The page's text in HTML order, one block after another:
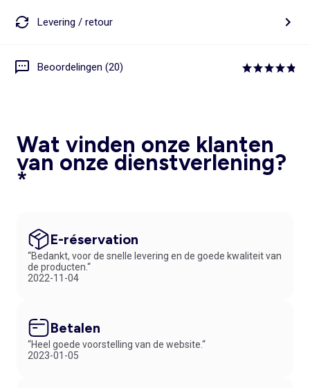
Levering / retour
Beoordelingen (20)
Wat vinden onze klanten
van onze dienstverlening?
*
E-réservation
“Bedankt, voor de snelle levering en de goede kwaliteit van
de producten.“
2022-11-04
Betalen
“Heel goede voorstelling van de website.“
2023-01-05